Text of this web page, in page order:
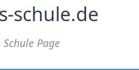
schule.de
Page